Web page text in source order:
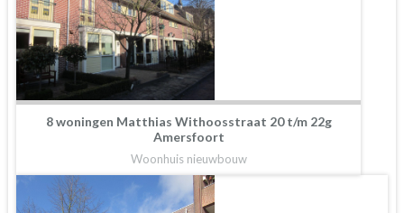
8 woningen Matthias Withoosstraat 20 t/m 22g
Amersfoort
Woonhuis nieuwbouw